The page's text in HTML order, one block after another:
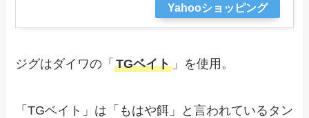
Yahooショッピング
ジグはダイワの「TGベイト 」を使用。
「TGベイト」は「もはや餌」と言われているタン